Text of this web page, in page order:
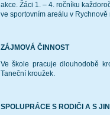
akce. Žáci 1. – 4. ročníku
ve sportovním areálu v Rychnově
ZÁJMOVÁ ČINNOST
Ve škole pracuje dlouhodobě
Taneční kroužek.
SPOLUPRÁCE S RODIČI A S